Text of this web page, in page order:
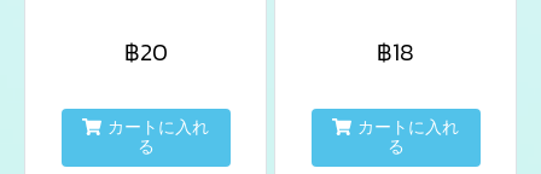
฿20
カートに入れ
る
฿18
カートに入れ
る